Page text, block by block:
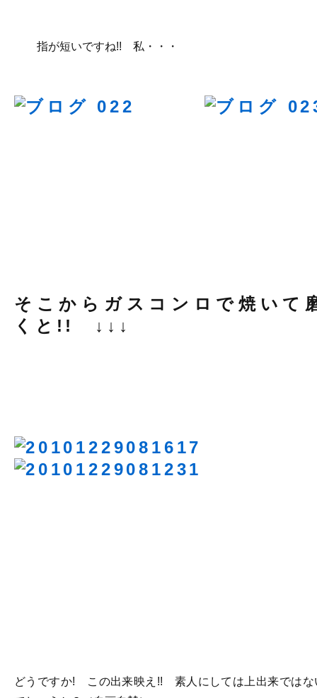
指が短いですね!! 私・・・
そこからガスコンロで焼いて
くと!! ↓↓↓
どうですか! この出来映え!! 素人にしては上出来ではな